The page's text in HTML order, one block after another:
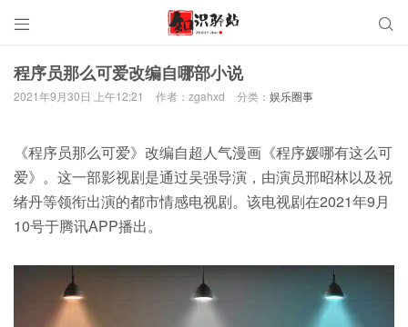
 
程序员那么可爱改编自哪部小说
2021年9月30日 上午12:21 作者：zgahxd 分类： 娱乐圈事
《程序员那么可爱》改编自超人气漫画《程序媛哪有这么可
爱》。这一部影视剧是通过吴强导演，由演员邢昭林以及祝
绪丹等领衔出演的都市情感电视剧。该电视剧在2021年9月
10号于腾讯APP播出。